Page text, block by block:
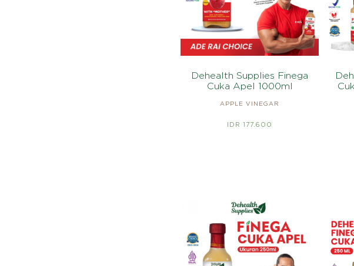
Dehealth Supplies Finega
Cuka Apel 1000ml
APPLE VINEGAR
IDR 177.600